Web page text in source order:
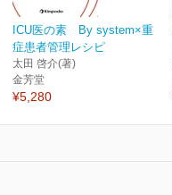
ICU医の素 By system×重
症患者管理レシピ
太田 啓介(著)
金芳堂
¥5,280